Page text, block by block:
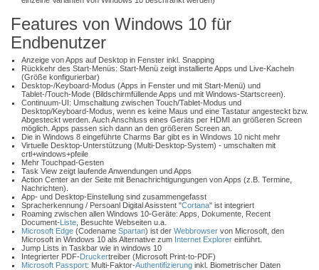
Features von Windows 10 für
Endbenutzer
Anzeige von Apps auf Desktop in Fenster inkl. Snapping
Rückkehr des Start-Menüs: Start-Menü zeigt installierte Apps und Live-Kacheln
(Größe konfigurierbar)
Desktop-/Keyboard-Modus (Apps in Fenster und mit Start-Menü) und
Tablet-/Touch-Mode (Bildschirmfüllende Apps und mit Windows-Startscreen).
Continuum-UI: Umschaltung zwischen Touch/Tablet-Modus und
Desktop/Keyboard-Modus, wenn es keine Maus und eine Tastatur angesteckt bzw.
Abgesteckt werden. Auch Anschluss eines Geräts per HDMI an größeren Screen
möglich. Apps passen sich dann an den größeren Screen an.
Die in Windows 8 eingeführte Charms Bar gibt es in Windows 10 nicht mehr
Virtuelle Desktop-Unterstützung (Multi-Desktop-System) - umschalten mit
crtl+windows+pfeile
Mehr Touchpad-Gesten
Task View zeigt laufende Anwendungen und Apps
Action Center an der Seite mit Benachrichtigungungen von Apps (z.B. Termine,
Nachrichten).
App- und Desktop-Einstellung sind zusammengefasst
Spracherkennung / Persoanl Digital Asisstent "Cortana" ist integriert
Roaming zwischen allen Windows 10-Geräte: Apps, Dokumente, Recent
Document-Liste , Besuchte Webseiten u.a.
Microsoft Edge (Codename Spartan) ist der Webbrowser von Microsoft, den
Microsoft in Windows 10 als Alternative zum Internet Explorer einführt.
Jump Lists in Taskbar wie in windows 10
Integrierter PDF-Druckertreiber (Microsoft Print-to-PDF)
Microsoft Passport: Multi-Faktor-Authentifizierung inkl. Biometrischer Daten